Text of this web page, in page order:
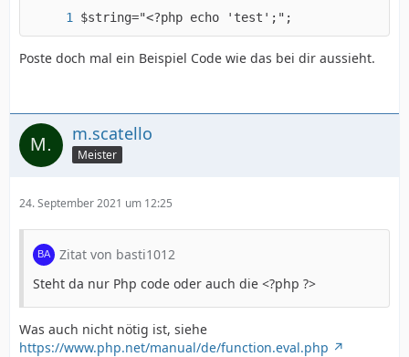
$string="<?php echo 'test';";
Poste doch mal ein Beispiel Code wie das bei dir aussieht.
m.scatello
Meister
24. September 2021 um 12:25
Zitat von basti1012
Steht da nur Php code oder auch die <?php ?>
Was auch nicht nötig ist, siehe
https://www.php.net/manual/de/function.eval.php